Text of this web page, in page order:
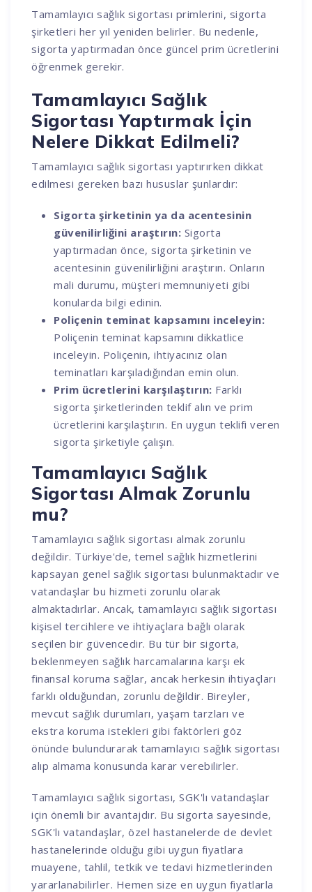
Tamamlayıcı sağlık sigortası primlerini, sigorta
şirketleri her yıl yeniden belirler. Bu nedenle,
sigorta yaptırmadan önce güncel prim ücretlerini
öğrenmek gerekir.
Tamamlayıcı Sağlık
Sigortası Yaptırmak İçin
Nelere Dikkat Edilmeli?
Tamamlayıcı sağlık sigortası yaptırırken dikkat
edilmesi gereken bazı hususlar şunlardır:
Sigorta şirketinin ya da acentesinin
güvenilirliğini araştırın: Sigorta
yaptırmadan önce, sigorta şirketinin ve
acentesinin güvenilirliğini araştırın. Onların
mali durumu, müşteri memnuniyeti gibi
konularda bilgi edinin.
Poliçenin teminat kapsamını inceleyin:
Poliçenin teminat kapsamını dikkatlice
inceleyin. Poliçenin, ihtiyacınız olan
teminatları karşıladığından emin olun.
Prim ücretlerini karşılaştırın: Farklı
sigorta şirketlerinden teklif alın ve prim
ücretlerini karşılaştırın. En uygun teklifi veren
sigorta şirketiyle çalışın.
Tamamlayıcı Sağlık
Sigortası Almak Zorunlu
mu?
Tamamlayıcı sağlık sigortası almak zorunlu
değildir. Türkiye'de, temel sağlık hizmetlerini
kapsayan genel sağlık sigortası bulunmaktadır ve
vatandaşlar bu hizmeti zorunlu olarak
almaktadırlar. Ancak, tamamlayıcı sağlık sigortası
kişisel tercihlere ve ihtiyaçlara bağlı olarak
seçilen bir güvencedir. Bu tür bir sigorta,
beklenmeyen sağlık harcamalarına karşı ek
finansal koruma sağlar, ancak herkesin ihtiyaçları
farklı olduğundan, zorunlu değildir. Bireyler,
mevcut sağlık durumları, yaşam tarzları ve
ekstra koruma istekleri gibi faktörleri göz
önünde bulundurarak tamamlayıcı sağlık sigortası
alıp almama konusunda karar verebilirler.
Tamamlayıcı sağlık sigortası, SGK'lı vatandaşlar
için önemli bir avantajdır. Bu sigorta sayesinde,
SGK'lı vatandaşlar, özel hastanelerde de devlet
hastanelerinde olduğu gibi uygun fiyatlara
muayene, tahlil, tetkik ve tedavi hizmetlerinden
yararlanabilirler. Hemen size en uygun fiyatlarla